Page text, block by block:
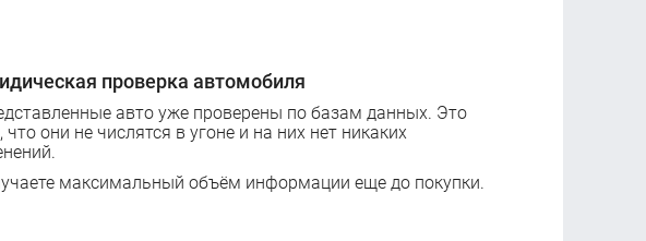
проверка автомобиля
авто уже проверены по базам данных. Это
что они не числятся в угоне и на них нет никаких
максимальный объём информации еще до покупки.